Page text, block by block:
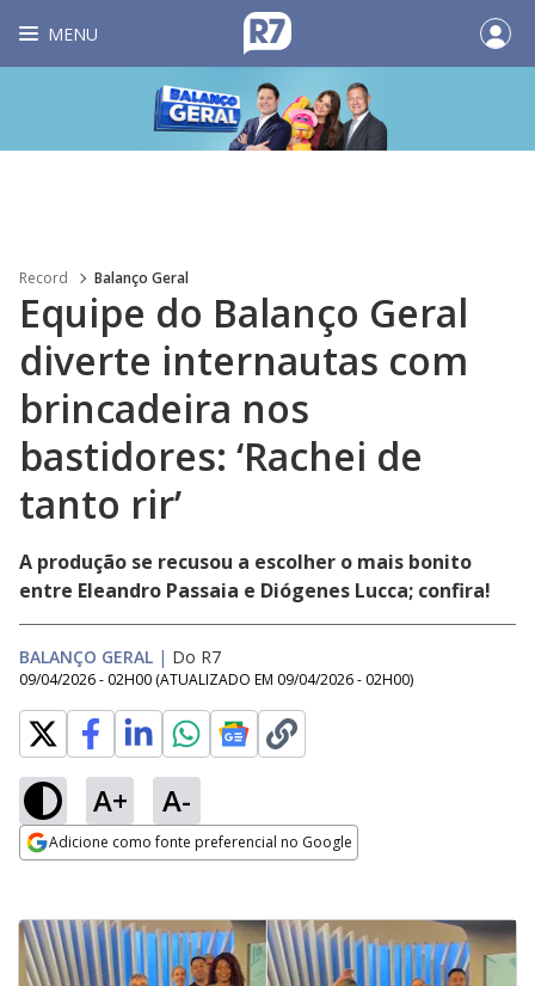
MENU
Record Balanço Geral
Equipe do Balanço Geral
diverte internautas com
brincadeira nos
bastidores: ‘Rachei de
tanto rir’
A produção se recusou a escolher o mais bonito
entre Eleandro Passaia e Diógenes Lucca; confira!
BALANÇO GERAL | Do R7
09/04/2026 - 02H00 (ATUALIZADO EM 09/04/2026 - 02H00)
A+ A-
Adicione como fonte preferencial no Google